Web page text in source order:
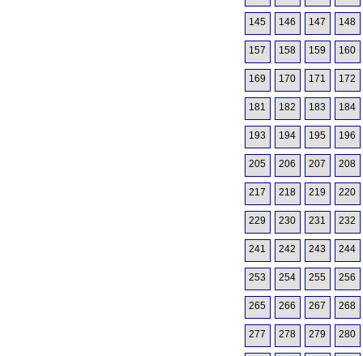
145 146 147 148
157 158 159 160
169 170 171 172
181 182 183 184
193 194 195 196
205 206 207 208
217 218 219 220
229 230 231 232
241 242 243 244
253 254 255 256
265 266 267 268
277 278 279 280